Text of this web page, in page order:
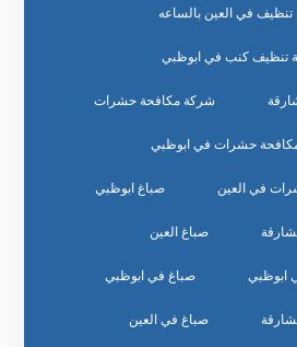
في العين بالساعه
تنظيف كنب في ابوظبي
شركة مكافحة حشرات
حشرات في ابوظبي
في العين صباغ ابوظبي
صباغ العين
ابوظبي صباغ في ابوظبي
صباغ في العين